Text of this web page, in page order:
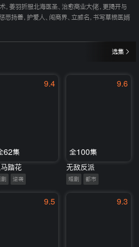
，姜羽折服北海医圣、治愈商业大佬，更揭开与
恶扬善，护爱人、闯商界、立威名，书写草根医婿
选集
9.4
62集
踏花
逆袭
9.6
全100集
无敌反派
短剧 都市
9.5 9.3